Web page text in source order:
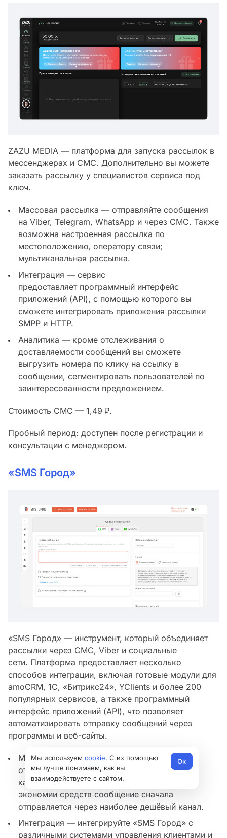
Мы используем cookie. С их помощью
мы лучше понимаем, как вы
взаимодействуете с сайтом.
Ок
ZAZU MEDIA — платформа для запуска рассылок в
мессенджерах и СМС. Дополнительно вы можете
заказать рассылку у специалистов сервиса под
ключ.
Массовая рассылка — отправляйте сообщения
на Viber, Telegram, WhatsApp и через СМС. Также
возможна настроенная рассылка по
местоположению, оператору связи;
мультиканальная рассылка.
Интеграция — сервис
предоставляет программный интерфейс
приложений (API), с помощью которого вы
сможете интегрировать приложения рассылки
SMPP и HTTP.
Аналитика — кроме отслеживания о
доставляемости сообщений вы сможете
выгрузить номера по клику на ссылку в
сообщении, сегментировать пользователей по
заинтересованности предложением.
Стоимость СМС — 1,49 ₽.
Пробный период: доступен после регистрации и
консультации с менеджером.
«SMS Город»
«SMS Город» — инструмент, который объединяет
рассылки через СМС, Viber и социальные
сети. Платформа предоставляет несколько
способов интеграции, включая готовые модули для
amoCRM, 1С, «Битрикс24», YClients и более 200
популярных сервисов, а также программный
интерфейс приложений (API), что позволяет
автоматизировать отправку сообщений через
программы и веб-сайты.
Массовая рассылка — кроме стандартной
отправки сообщений сервис предлагает
каскадные рассылки VK + Viber + СМС. Для
экономии средств сообщение сначала
отправляется через наиболее дешёвый канал.
Интеграция — интегрируйте «SMS Город» с
различными системами управления клиентами и